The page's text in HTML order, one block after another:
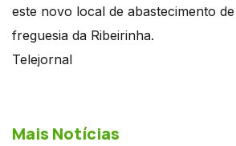
este novo local de abastecimento
freguesia da Ribeirinha.
Telejornal
Mais Notícias